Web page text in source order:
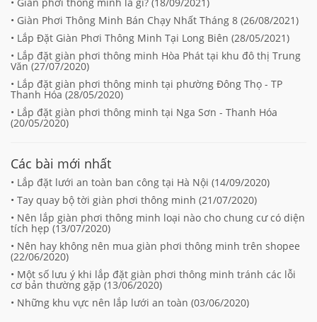
• Giàn Phơi Thông Minh Bán Chạy Nhất Tháng 8 (26/08/2021)
• Lắp Đặt Giàn Phơi Thông Minh Tại Long Biên (28/05/2021)
• Lắp đặt giàn phơi thông minh Hòa Phát tại khu đô thị Trung
Văn (27/07/2020)
• Lắp đặt giàn phơi thông minh tại phường Đông Thọ - TP
Thanh Hóa (28/05/2020)
• Lắp đặt giàn phơi thông minh tại Nga Sơn - Thanh Hóa
(20/05/2020)
Các bài mới nhất
• Lắp đặt lưới an toàn ban công tại Hà Nội (14/09/2020)
• Tay quay bộ tời giàn phơi thông minh (21/07/2020)
• Nên lắp giàn phơi thông minh loại nào cho chung cư có diện
tích hẹp (13/07/2020)
• Nên hay không nên mua giàn phơi thông minh trên shopee
(22/06/2020)
• Một số lưu ý khi lắp đặt giàn phơi thông minh tránh các lỗi
cơ bản thường gặp (13/06/2020)
• Những khu vực nên lắp lưới an toàn (03/06/2020)